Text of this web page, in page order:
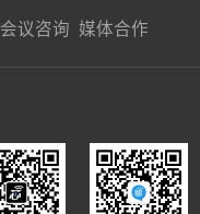
会议咨询 媒体合作
接开聊